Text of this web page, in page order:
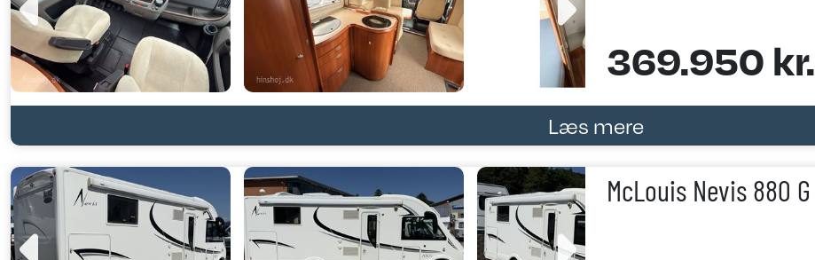
369.950 kr.
Læs mere
McLouis Nevis 880 G